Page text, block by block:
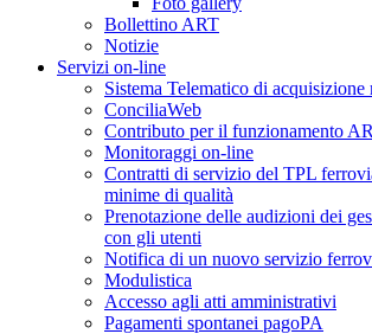
Bollettino ART
Notizie
Servizi on-line
Sistema Telematico di acquisizione
ConciliaWeb
Contributo per il funzionamento
Monitoraggi on-line
Contratti di servizio del TPL
minime di qualità
Prenotazione delle audizioni dei
con gli utenti
Notifica di un nuovo servizio
Modulistica
Accesso agli atti amministrativi
Pagamenti spontanei pagoPA